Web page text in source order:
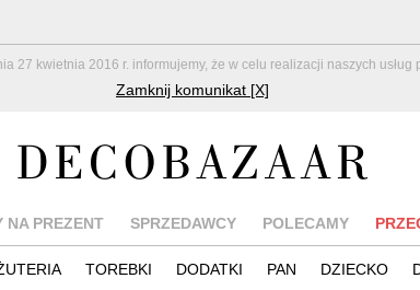
27 kwietnia 2016 r. informujemy, że w celu realizacji naszych usług
Zamknij komunikat [X]
NA PREZENT SPRZEDAWCY POLECAMY
TOREBKI DODATKI PAN DZIECKO